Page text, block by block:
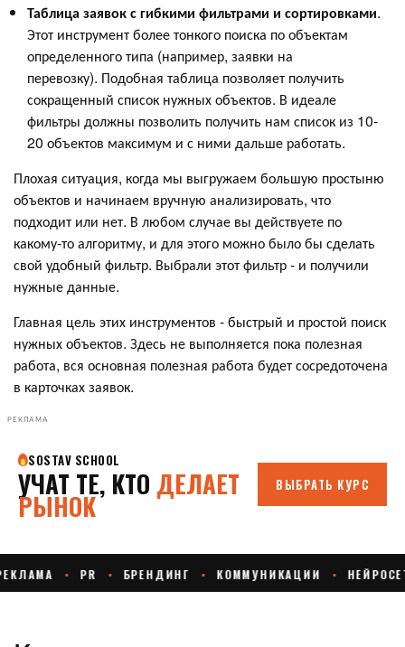
Таблица заявок с гибкими фильтрами и сортировками.
Этот инструмент более тонкого поиска по объектам
определенного типа (например, заявки на
перевозку). Подобная таблица позволяет получить
сокращенный список нужных объектов. В идеале
фильтры должны позволить получить нам список из 10-
20 объектов максимум и с ними дальше работать.
Плохая ситуация, когда мы выгружаем большую простыню
объектов и начинаем вручную анализировать, что
подходит или нет. В любом случае вы действуете по
какому-то алгоритму, и для этого можно было бы сделать
свой удобный фильтр. Выбрали этот фильтр - и получили
нужные данные.
Главная цель этих инструментов - быстрый и простой поиск
нужных объектов. Здесь не выполняется пока полезная
работа, вся основная полезная работа будет сосредоточена
в карточках заявок.
РЕКЛАМА